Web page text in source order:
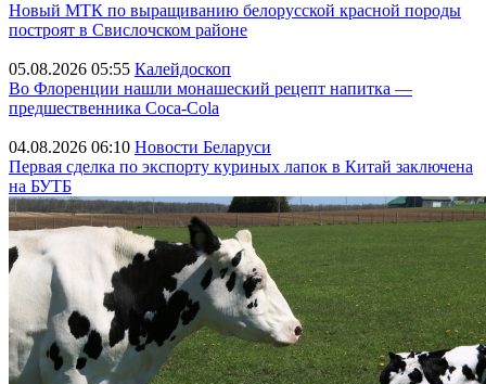
Новый МТК по выращиванию белорусской красной породы
построят в Свислочском районе
05.08.2026 05:55 Калейдоскоп
Во Флоренции нашли монашеский рецепт напитка —
предшественника Coca-Cola
04.08.2026 06:10 Новости Беларуси
Первая сделка по экспорту куриных лапок в Китай заключена
на БУТБ